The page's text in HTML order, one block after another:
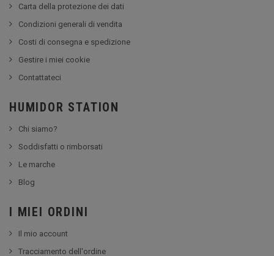
Carta della protezione dei dati
Condizioni generali di vendita
Costi di consegna e spedizione
Gestire i miei cookie
Contattateci
HUMIDOR STATION
Chi siamo?
Soddisfatti o rimborsati
Le marche
Blog
I MIEI ORDINI
Il mio account
Tracciamento dell'ordine